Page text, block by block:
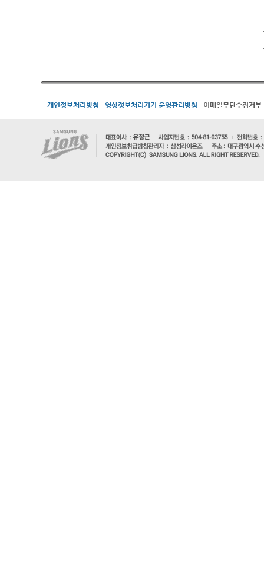
개인정보처리방침 영상정보처리기기 운영관리방침 이메일무단수집거부